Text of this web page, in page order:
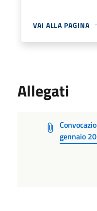
VAI ALLA PAGINA
Allegati
gennaio